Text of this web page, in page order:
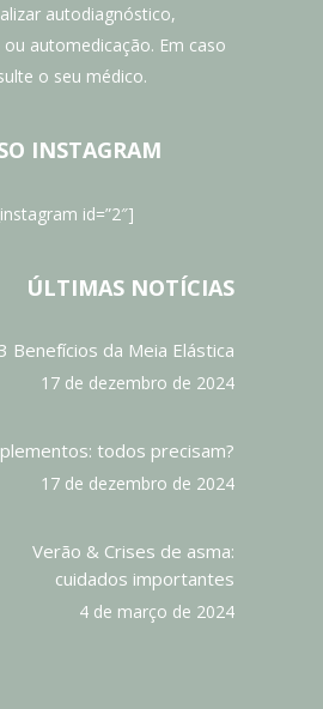
autodiagnóstico,
automedicação. Em caso
o seu médico.
INSTAGRAM
id=”2″]
ÚLTIMAS NOTÍCIAS
Benefícios da Meia Elástica
17 de dezembro de 2024
todos precisam?
17 de dezembro de 2024
Verão & Crises de asma:
cuidados importantes
4 de março de 2024